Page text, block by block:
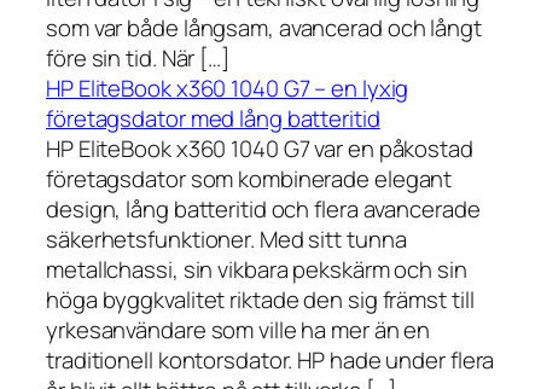
som var både långsam, avancerad och långt
före sin tid. När […]
HP EliteBook x360 1040 G7 – en lyxig
företagsdator med lång batteritid
HP EliteBook x360 1040 G7 var en påkostad
företagsdator som kombinerade elegant
design, lång batteritid och flera avancerade
säkerhetsfunktioner. Med sitt tunna
metallchassi, sin vikbara pekskärm och sin
höga byggkvalitet riktade den sig främst till
yrkesanvändare som ville ha mer än en
traditionell kontorsdator. HP hade under flera